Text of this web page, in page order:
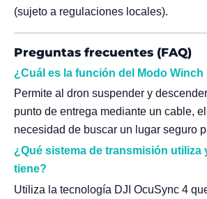
(sujeto a regulaciones locales).
Preguntas frecuentes (FAQ)
¿Cuál es la función del Modo Winch
Permite al dron suspender y
punto de entrega mediante un cable,
necesidad de buscar un lugar seguro
¿Qué sistema de transmisión utiliza
tiene?
Utiliza la tecnología DJI OcuSync 4